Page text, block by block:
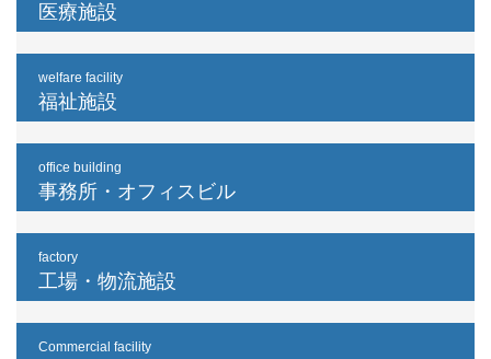
医療施設
welfare facility
福祉施設
office building
事務所・オフィスビル
factory
工場・物流施設
Commercial facility